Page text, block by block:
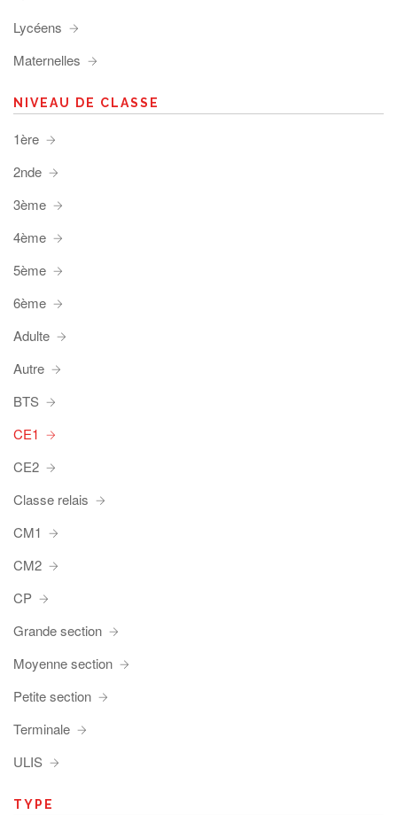
Lycéens
Maternelles
NIVEAU DE CLASSE
1ère
2nde
3ème
4ème
5ème
6ème
Adulte
Autre
BTS
CE1
CE2
Classe relais
CM1
CM2
CP
Grande section
Moyenne section
Petite section
Terminale
ULIS
TYPE